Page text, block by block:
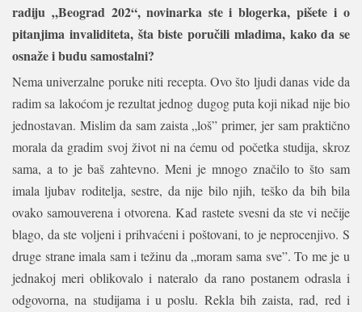
radiju „Beograd 202“, novinarka ste i blogerka, pišete i o
pitanjima invaliditeta, šta biste poručili mladima, kako da se
osnaže i budu samostalni?
Nema univerzalne poruke niti recepta. Ovo što ljudi danas vide da
radim sa lakoćom je rezultat jednog dugog puta koji nikad nije bio
jednostavan. Mislim da sam zaista „loš” primer, jer sam praktično
morala da gradim svoj život ni na ćemu od početka studija, skroz
sama, a to je baš zahtevno. Meni je mnogo značilo to što sam
imala ljubav roditelja, sestre, da nije bilo njih, teško da bih bila
ovako samouverena i otvorena. Kad rastete svesni da ste vi nečije
blago, da ste voljeni i prihvaćeni i poštovani, to je neprocenjivo. S
druge strane imala sam i težinu da „moram sama sve”. To me je u
jednakoj meri oblikovalo i nateralo da rano postanem odrasla i
odgovorna, na studijama i u poslu. Rekla bih zaista, rad, red i